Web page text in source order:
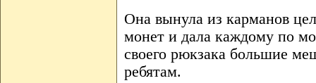
Она вынула из карманов
монет и дала каждому по
своего рюкзака большие
ребятам.